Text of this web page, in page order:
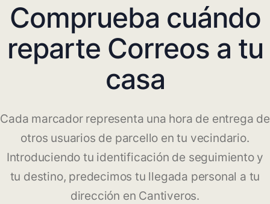
Comprueba cuándo
reparte Correos a tu
casa
Cada marcador representa una hora de entrega de
otros usuarios de parcello en tu vecindario.
Introduciendo tu identificación de seguimiento y
tu destino, predecimos tu llegada personal a tu
dirección en Cantiveros.